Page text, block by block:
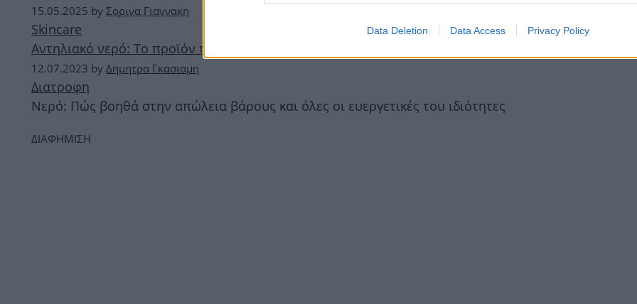
Data Deletion Data Access Privacy Policy
15.05.2025 by Σορινα Γιαννακη
Skincare
Αντηλιακό νερό: Το προϊόν που προστατεύει και ενυδατώνει χαρίζοντας την πιο ανάλαφρη
12.07.2023 by Δημητρα Γκασιαμη
Διατροφη
Νερό: Πώς βοηθά στην απώλεια βάρους και όλες οι ευεργετικές του ιδιότητες
ΔΙΑΦΗΜΙΣΗ